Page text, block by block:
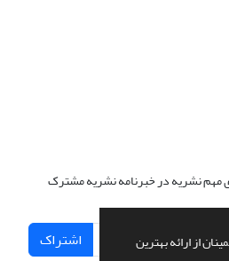
از ارائه بهترین
مهم نشریه در خبرنامه نشریه مشترک
اشتراک